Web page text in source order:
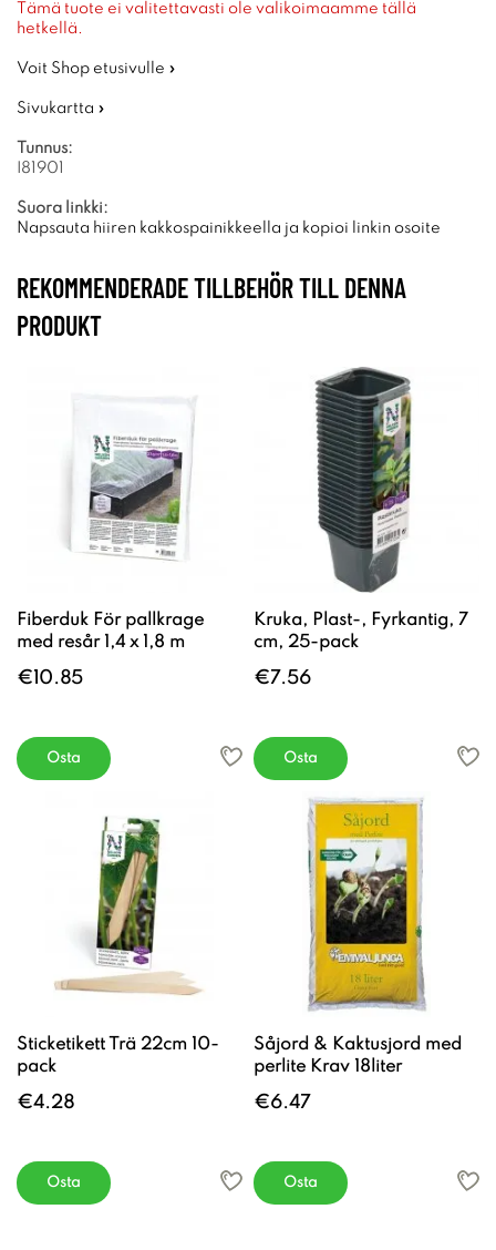
Tämä tuote ei valitettavasti ole valikoimaamme tällä
hetkellä.
Voit Shop etusivulle »
Sivukartta »
Tunnus:
I81901
Suora linkki:
Napsauta hiiren kakkospainikkeella ja kopioi linkin osoite
REKOMMENDERADE TILLBEHÖR TILL DENNA
PRODUKT
Fiberduk För pallkrage
med resår 1,4 x 1,8 m
€10.85
Osta
Kruka, Plast-, Fyrkantig, 7
cm, 25-pack
€7.56
Osta
Sticketikett Trä 22cm 10-
pack
€4.28
Osta
Såjord & Kaktusjord med
perlite Krav 18liter
€6.47
Osta